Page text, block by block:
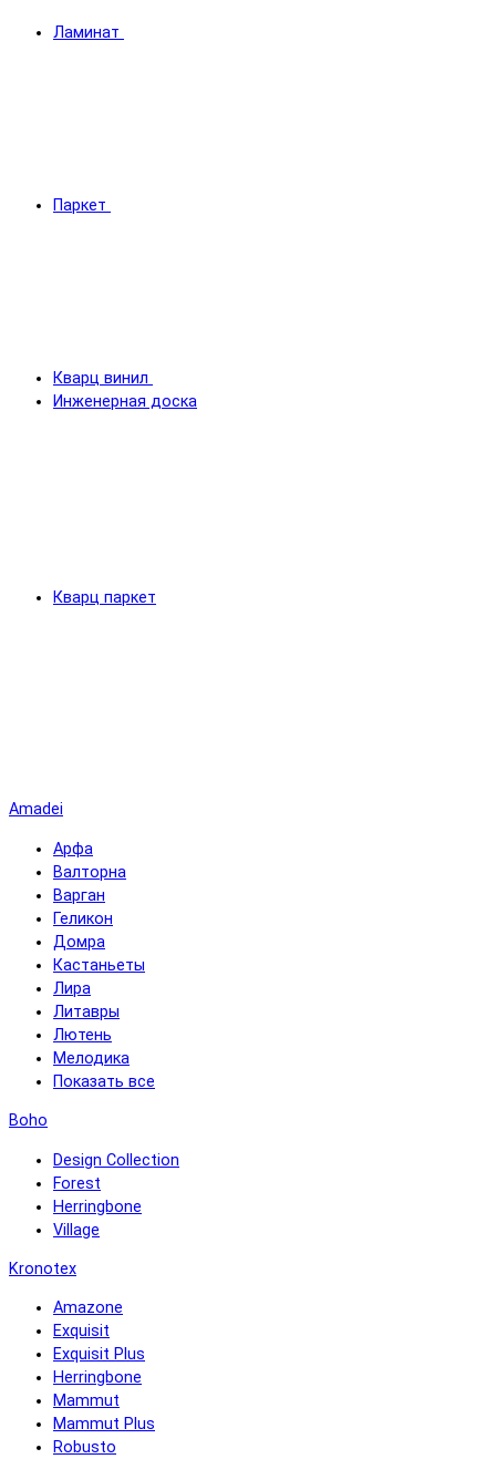
Ламинат
Паркет
Кварц винил
Инженерная доска
Кварц паркет
Amadei
Арфа
Валторна
Варган
Геликон
Домра
Кастаньеты
Лира
Литавры
Лютень
Мелодика
Показать все
Boho
Design Collection
Forest
Herringbone
Village
Kronotex
Amazone
Exquisit
Exquisit Plus
Herringbone
Mammut
Mammut Plus
Robusto